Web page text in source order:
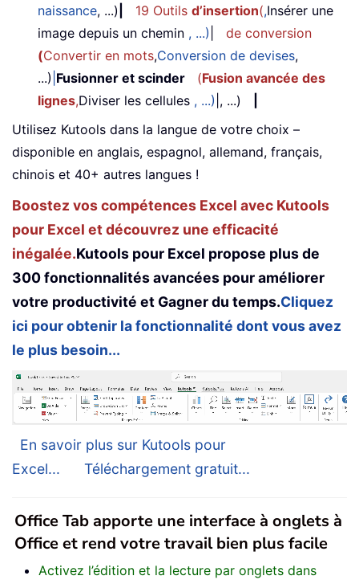
naissance, ...) 19 Outils d’insertion(,Insérer une
image depuis un chemin , ...)
de conversion
(Convertir en mots,Conversion de devises,
...) Fusionner et scinder (Fusion avancée des
lignes,Diviser les cellules , ...) |, ...)
Utilisez Kutools dans la langue de votre choix –
disponible en anglais, espagnol, allemand, français,
chinois et 40+ autres langues !
Boostez vos compétences Excel avec Kutools
pour Excel et découvrez une efficacité
inégalée.Kutools pour Excel propose plus de
300 fonctionnalités avancées pour améliorer
votre productivité et Gagner du temps.Cliquez
ici pour obtenir la fonctionnalité dont vous avez
le plus besoin...
En savoir plus sur Kutools pour
Excel...
Téléchargement gratuit...
Office Tab apporte une interface à onglets à
Office et rend votre travail bien plus facile
Activez l’édition et la lecture par onglets dans